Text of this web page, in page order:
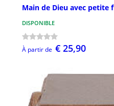
Main de Dieu avec petite
DISPONIBLE
À partir de € 25,90